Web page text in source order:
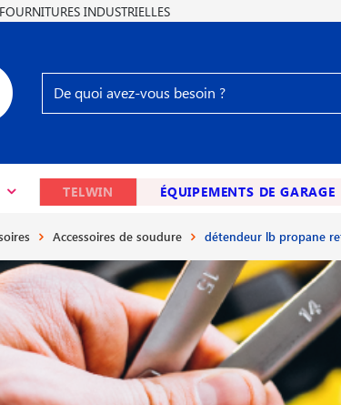
INDUSTRIELLES
(CURRENT)TELWIN ÉQUIPEMENTS DE GARAGE
Accessoires de soudure détendeur lb propane